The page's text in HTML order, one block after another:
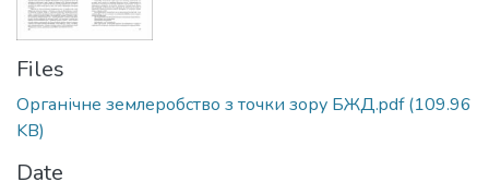
Files
Органічне землеробство з точки зору БЖД.pdf(109.96
KB)
Date